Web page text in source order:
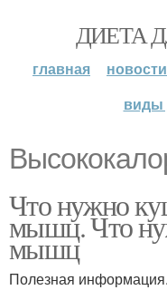
ДИЕТА
главная новости
виды
Что нужно
мышц. Что
мышц
Полезная информация.